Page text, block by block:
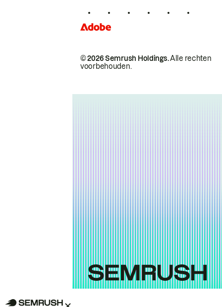
© 2026 Semrush Holdings.Alle rechten
voorbehouden.